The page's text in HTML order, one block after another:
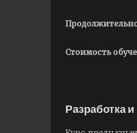
Стоимость
Разработка